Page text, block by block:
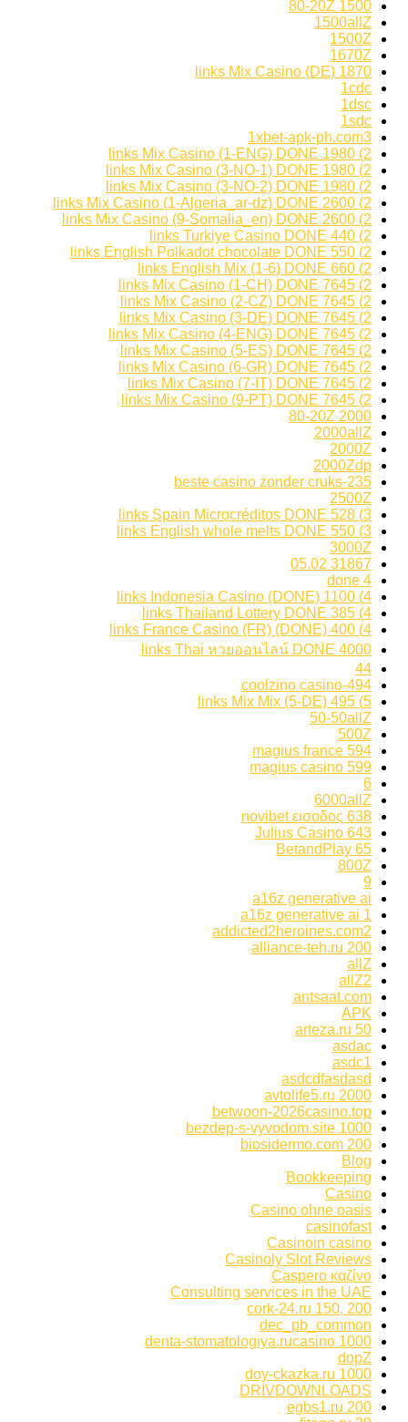
1500 80-20Z
1500allZ
1500Z
1670Z
1870 links Mix Casino (DE)
1cdc
1dsc
1sdc
1xbet-apk-ph.com3
2) 1980 links Mix Casino (1-ENG) DONE
2) 1980 links Mix Casino (3-NO-1) DONE
2) 1980 links Mix Casino (3-NO-2) DONE
2) 2600 links Mix Casino (1-Algeria_ar-dz) DONE
2) 2600 links Mix Casino (9-Somalia_en) DONE
2) 440 links Turkiye Casino DONE
2) 550 links English Polkadot chocolate DONE
2) 660 links English Mix (1-6) DONE
2) 7645 links Mix Casino (1-CH) DONE
2) 7645 links Mix Casino (2-CZ) DONE
2) 7645 links Mix Casino (3-DE) DONE
2) 7645 links Mix Casino (4-ENG) DONE
2) 7645 links Mix Casino (5-ES) DONE
2) 7645 links Mix Casino (6-GR) DONE
2) 7645 links Mix Casino (7-IT) DONE
2) 7645 links Mix Casino (9-PT) DONE
2000 80-20Z
2000allZ
2000Z
2000Zdp
235-beste casino zonder cruks
2500Z
3) 528 links Spain Microcréditos DONE
3) 550 links English whole melts DONE
3000Z
31867 05.02
4 done
4) 1100 links Indonesia Casino (DONE)
4) 385 links Thailand Lottery DONE
4) 400 links France Casino (FR) (DONE)
4000 links Thai หวยออนไลน์ DONE
44
494-coolzino casino
5) 495 links Mix Mix (5-DE)
50-50allZ
500Z
594 magius france
599 magius casino
6
6000allZ
638 novibet εισοδος
643 Julius Casino
65 BetandPlay
800Z
9
a16z generative ai
a16z generative ai 1
addicted2heroines.com2
alliance-teh.ru 200
allZ
allZ2
antsaat.com
APK
arteza.ru 50
asdac
asdc1
asdcdfasdasd
avtolife5.ru 2000
betwoon-2026casino.top
bezdep-s-vyvodom.site 1000
biosidermo.com 200
Blog
Bookkeeping
Casino
Casino ohne oasis
casinofast
Casinoin casino
Casinoly Slot Reviews
Caspero καζίνο
Consulting services in the UAE
cork-24.ru 150, 200
dec_pb_common
denta-stomatologiya.rucasino 1000
dopZ
doy-ckazka.ru 1000
DRIVDOWNLOADS
egbs1.ru 200